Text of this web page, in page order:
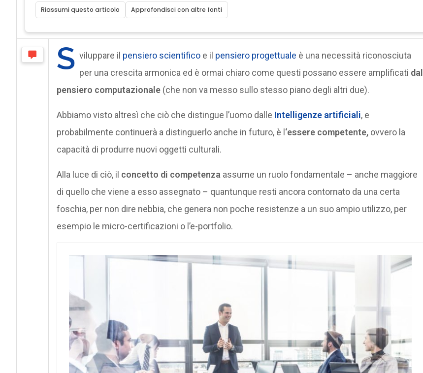
Riassumi questo articolo Approfondisci con altre fonti
S viluppare il pensiero scientificoe il pensiero progettuale è una necessità riconosciuta
per una crescita armonica ed è ormai chiaro come questi possano essere amplificati dal
pensiero computazionale(che non va messo sullo stesso piano degli altri due).
Abbiamo visto altresì che ciò che distingue l’uomo dalle Intelligenze artificiali, e
probabilmente continuerà a distinguerlo anche in futuro, è l‘essere competente,ovvero la
capacità di produrre nuovi oggetti culturali.
Alla luce di ciò, il concetto di competenza assume un ruolo fondamentale – anche maggiore
di quello che viene a esso assegnato – quantunque resti ancora contornato da una certa
foschia, per non dire nebbia, che genera non poche resistenze a un suo ampio utilizzo, per
esempio le micro-certificazioni o l’e-portfolio.